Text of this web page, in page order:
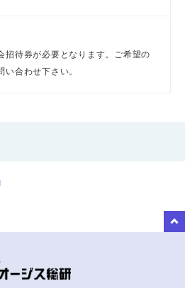
招待券が必要となります。ご希望の
い合わせ下さい。